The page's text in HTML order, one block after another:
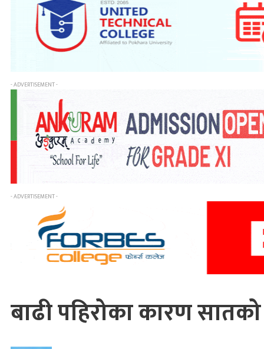
- ADVERTISEMENT -
- ADVERTISEMENT -
बाढी पहिरोका कारण